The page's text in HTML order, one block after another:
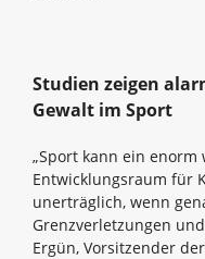
Studien zeigen
Gewalt im Sport
„Sport kann ein
Entwicklungsraum für
unerträglich, wenn
Grenzverletzungen
Ergün, Vorsitzender